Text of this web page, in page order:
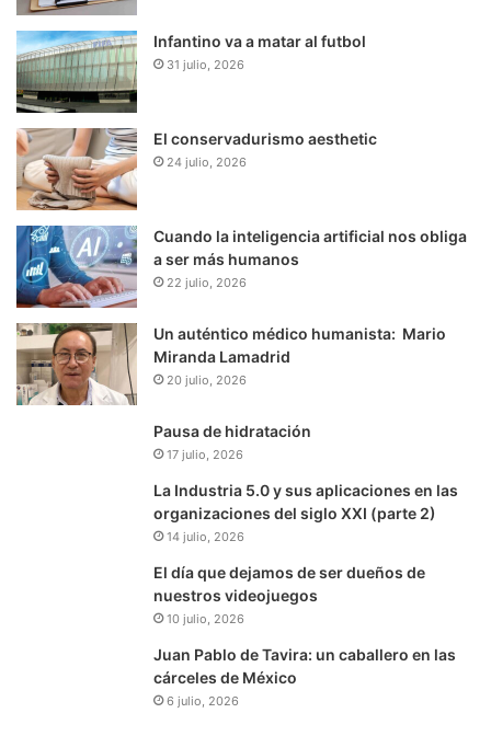
Infantino va a matar al futbol
31 julio, 2026
El conservadurismo aesthetic
24 julio, 2026
Cuando la inteligencia artificial nos obliga
a ser más humanos
22 julio, 2026
Un auténtico médico humanista: Mario
Miranda Lamadrid
20 julio, 2026
Pausa de hidratación
17 julio, 2026
La Industria 5.0 y sus aplicaciones en las
organizaciones del siglo XXI (parte 2)
14 julio, 2026
El día que dejamos de ser dueños de
nuestros videojuegos
10 julio, 2026
Juan Pablo de Tavira: un caballero en las
cárceles de México
6 julio, 2026